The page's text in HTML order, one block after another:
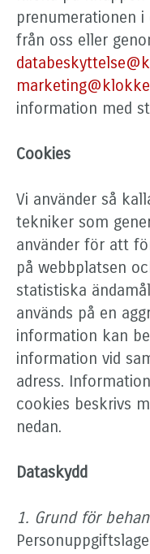
prenumerationen
från oss eller
information med
Cookies
Vi använder så
tekniker som
använder för att
på webbplatsen
statistiska
används på en
information kan
information vid
adress.
cookies beskrivs
nedan.
Dataskydd
1. Grund för